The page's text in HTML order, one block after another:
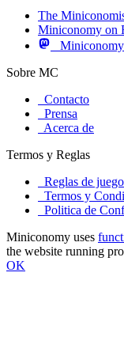
The
Miniconomy on
Sobre MC
Contacto
Prensa
Acerca de
Termos y Reglas
Reglas de juego
Termos y
Politica de
Miniconomy uses
the website running
OK